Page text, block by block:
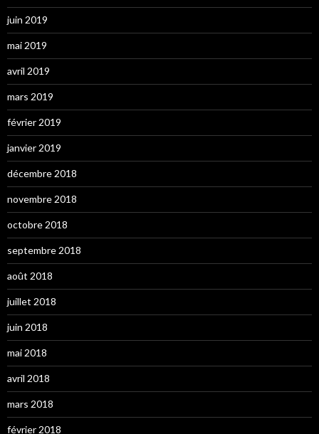
juin 2019
mai 2019
avril 2019
mars 2019
février 2019
janvier 2019
décembre 2018
novembre 2018
octobre 2018
septembre 2018
août 2018
juillet 2018
juin 2018
mai 2018
avril 2018
mars 2018
février 2018